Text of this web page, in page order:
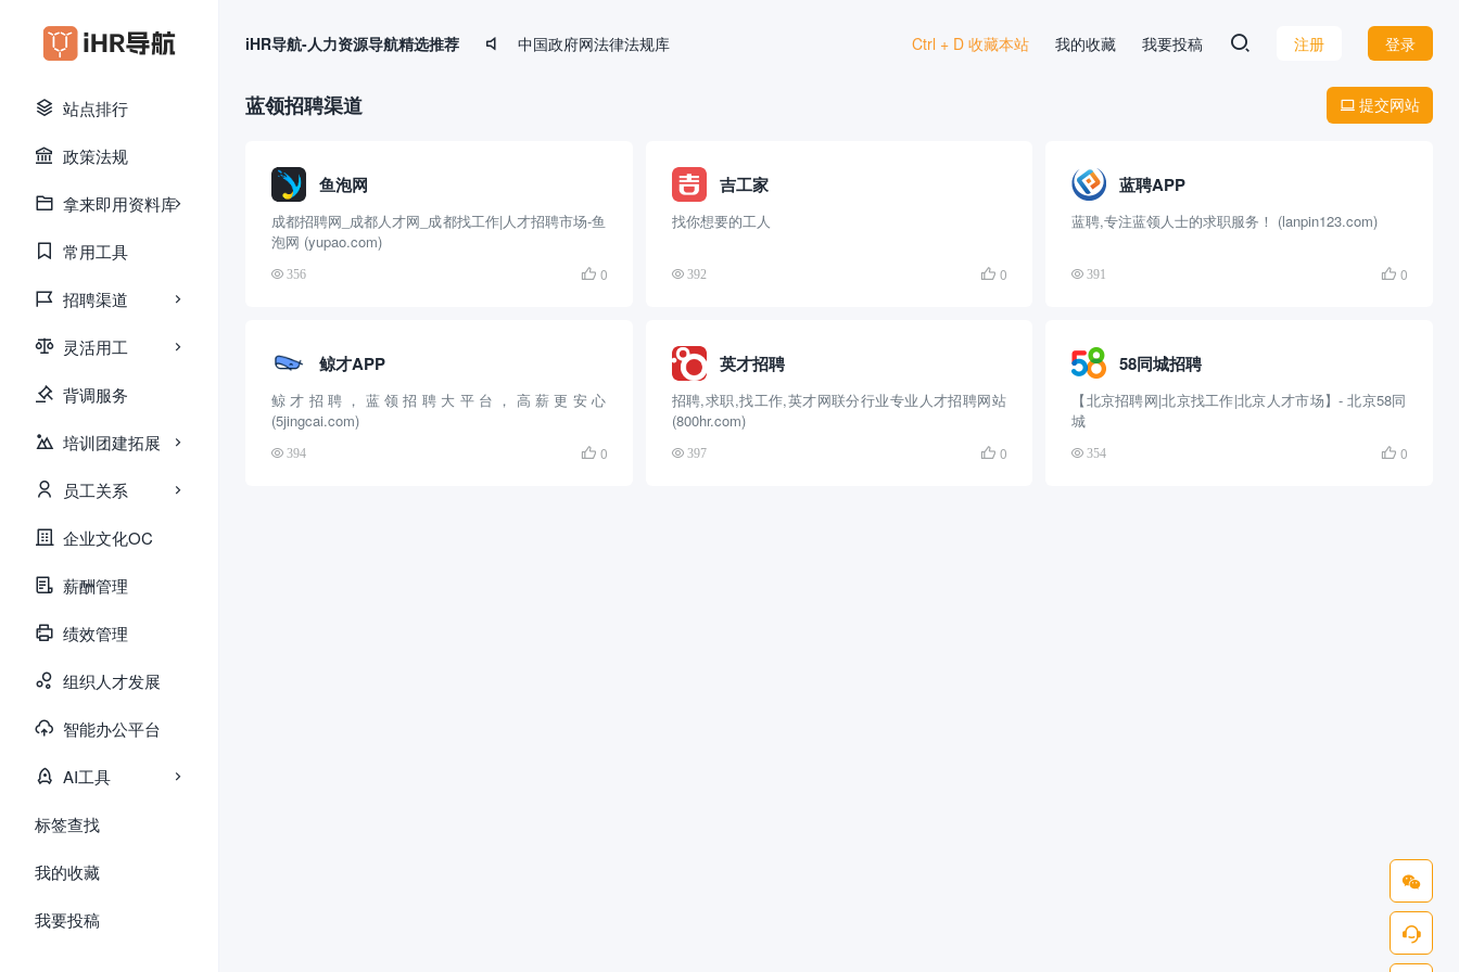
站点排行
政策法规
拿来即用资料库
常用工具
招聘渠道
灵活用工
背调服务
培训团建拓展
员工关系
企业文化OC
薪酬管理
绩效管理
组织人才发展
智能办公平台
AI工具
标签查找
我的收藏
我要投稿
iHR导航-人力资源导航精选推荐 
中国政府网法律法规库
登录
注册
我的收藏 我要投稿
Ctrl + D 收藏本站
蓝领招聘渠道  提交网站
鱼泡网
成都招聘网_成都人才网_成都找工作|人才招聘市场-鱼
泡网 (yupao.com)
356  0
吉工家
找你想要的工人
392  0
蓝聘APP
蓝聘,专注蓝领人士的求职服务！ (lanpin123.com)
391  0
鲸才APP
鲸才招聘，蓝领招聘大平台，高薪更安心
(5jingcai.com)
394  0
英才招聘
招聘,求职,找工作,英才网联分行业专业人才招聘网站
(800hr.com)
397  0
58同城招聘
【北京招聘网|北京找工作|北京人才市场】- 北京58同
城
354  0